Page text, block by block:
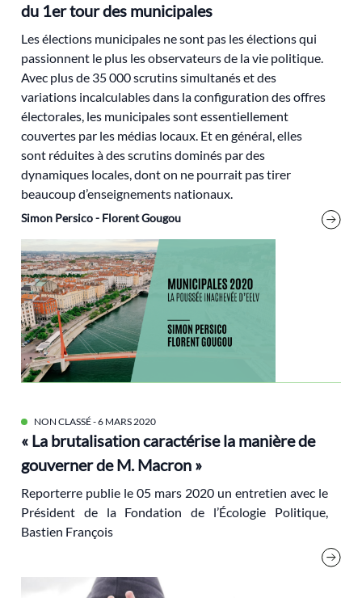
du 1er tour des municipales
Les élections municipales ne sont pas les élections qui
passionnent le plus les observateurs de la vie politique.
Avec plus de 35 000 scrutins simultanés et des
variations incalculables dans la configuration des offres
électorales, les municipales sont essentiellement
couvertes par les médias locaux. Et en général, elles
sont réduites à des scrutins dominés par des
dynamiques locales, dont on ne pourrait pas tirer
beaucoup d’enseignements nationaux.
Simon Persico - Florent Gougou
NON CLASSÉ- 6 MARS 2020
« La brutalisation caractérise la manière de
gouverner de M. Macron »
Reporterre publie le 05 mars 2020 un entretien avec le
Président de la Fondation de l’Écologie Politique,
Bastien François
écofascisme
écoféminisme
Écologie et Politique [Revue]
Ecologie politique
écologie populaire
Economie
EELV
égaité
Elections
élections
Ellul
Energie
espagne
état providence
Europe
Extractivisme
François Bastien
Frémeaux Philippe
Géopolitique
Gorz André